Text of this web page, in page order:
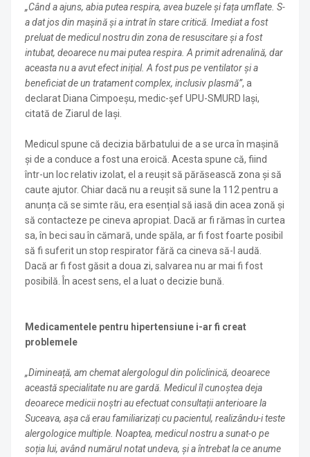
„Când a ajuns, abia putea respira, avea buzele și fața umflate. S-
a dat jos din mașină și a intrat în stare critică. Imediat a fost
preluat de medicul nostru din zona de resuscitare și a fost
intubat, deoarece nu mai putea respira. A primit adrenalină, dar
aceasta nu a avut efect inițial. A fost pus pe ventilator și a
beneficiat de un tratament complex, inclusiv plasmă”, a
declarat Diana Cimpoeșu, medic-șef UPU-SMURD Iași,
citată de Ziarul de Iași.
Medicul spune că decizia bărbatului de a se urca în mașină
și de a conduce a fost una eroică. Acesta spune că, fiind
într-un loc relativ izolat, el a reușit să părăsească zona și să
caute ajutor. Chiar dacă nu a reușit să sune la 112 pentru a
anunța că se simte rău, era esențial să iasă din acea zonă și
să contacteze pe cineva apropiat. Dacă ar fi rămas în curtea
sa, în beci sau în cămară, unde spăla, ar fi fost foarte posibil
să fi suferit un stop respirator fără ca cineva să-l audă.
Dacă ar fi fost găsit a doua zi, salvarea nu ar mai fi fost
posibilă. În acest sens, el a luat o decizie bună.
Medicamentele pentru hipertensiune i-ar fi creat
problemele
„Dimineață, am chemat alergologul din policlinică, deoarece
această specialitate nu are gardă. Medicul îl cunoștea deja
deoarece medicii noștri au efectuat consultații anterioare la
Suceava, așa că erau familiarizați cu pacientul, realizându-i teste
alergologice multiple. Noaptea, medicul nostru a sunat-o pe
soția lui, având numărul notat undeva, și a întrebat la ce anume